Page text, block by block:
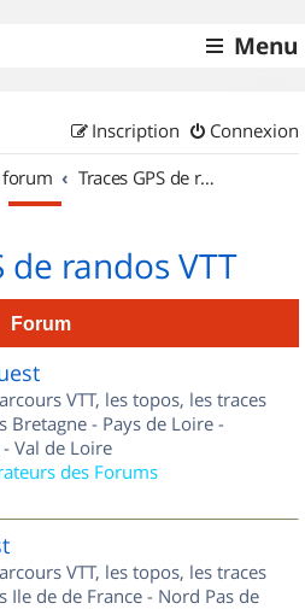
Menu
Connexion
Inscription
forum Traces GPS de randos VTT
de randos VTT
Forum
VTT, les topos, les traces
Bretagne - Pays de Loire -
Val de Loire
des Forums
VTT, les topos, les traces
Ile de de France - Nord Pas de